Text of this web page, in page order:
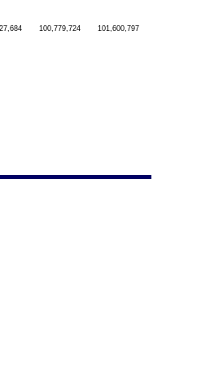
100,779,724 101,600,797